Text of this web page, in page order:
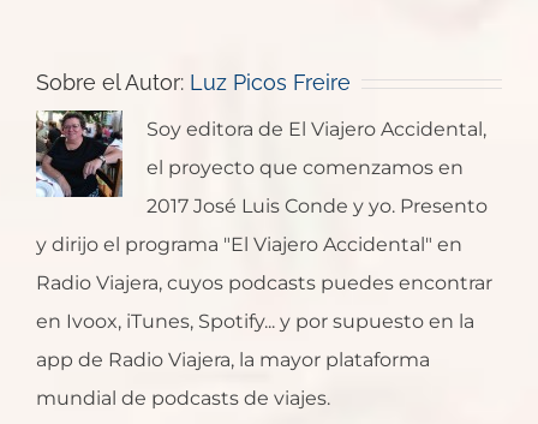
Sobre el Autor: Luz Picos Freire
Soy editora de El Viajero Accidental,
el proyecto que comenzamos en
2017 José Luis Conde y yo. Presento
y dirijo el programa "El Viajero Accidental" en
Radio Viajera, cuyos podcasts puedes encontrar
en Ivoox, iTunes, Spotify... y por supuesto en la
app de Radio Viajera, la mayor plataforma
mundial de podcasts de viajes.